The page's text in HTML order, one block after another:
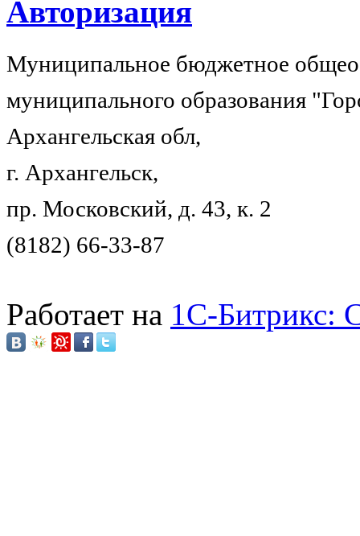
Авторизация
Муниципальное бюджетное
муниципального образования
Архангельская обл,
г. Архангельск,
пр. Московский, д. 43, к. 2
(8182) 66-33-87
Работает на 1C-Битрикс: